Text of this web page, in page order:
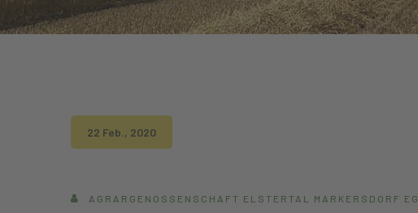
22 Feb., 2020
AGRARGENOSSENSCHAFT ELSTERTAL MARKERSDORF EG